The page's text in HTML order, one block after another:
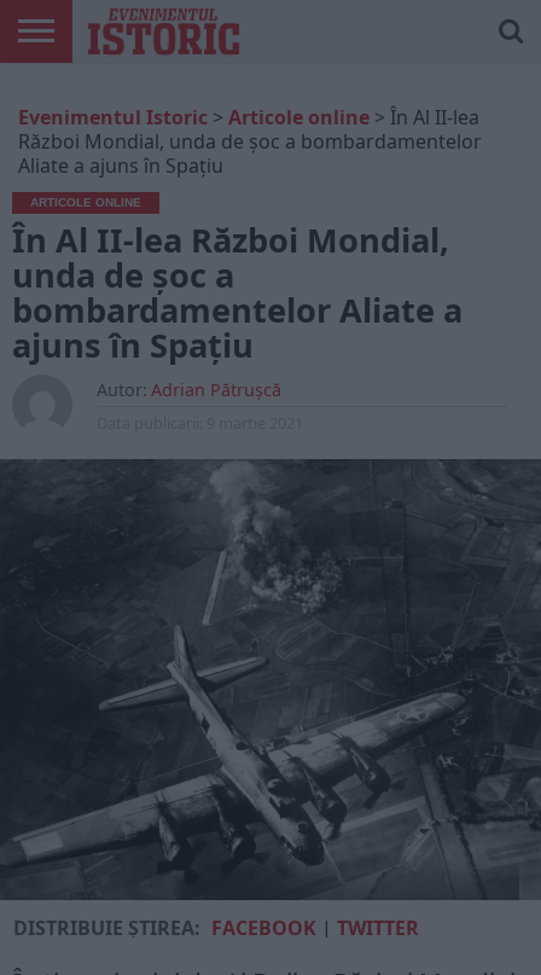
ONLINE
EDIȚII
TIPĂRITE
ISTORIC
PLAY
CONTUL
MEU
Evenimentul Istoric > Articole online > În Al II-lea
Război Mondial, unda de șoc a bombardamentelor
Aliate a ajuns în Spațiu
ARTICOLE ONLINE
În Al II-lea Război Mondial,
unda de șoc a
bombardamentelor Aliate a
ajuns în Spațiu
Autor: Adrian Pătrușcă
DISTRIBUIE ȘTIREA: FACEBOOK |TWITTER